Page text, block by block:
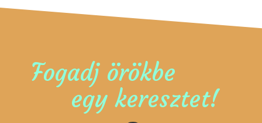
Fogadj örökbe
egy keresztet!